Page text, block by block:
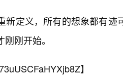
新定义，所有的想象都有迹
刚开始。
】